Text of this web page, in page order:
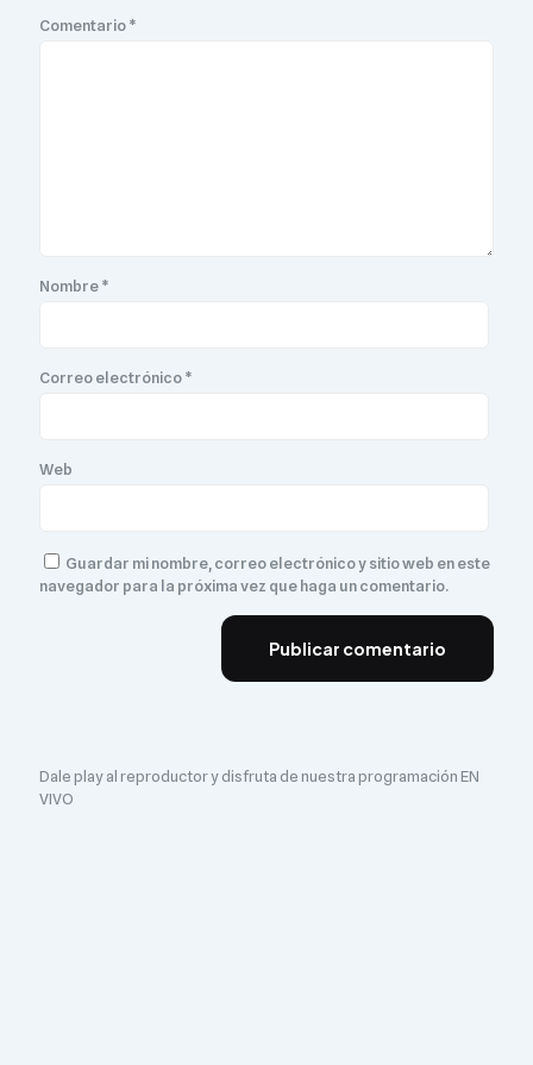
Comentario*
Nombre*
Correo electrónico*
Web
Guardar mi nombre, correo electrónico y sitio web en este
navegador para la próxima vez que haga un comentario.
Dale play al reproductor y disfruta de nuestra programación EN
VIVO